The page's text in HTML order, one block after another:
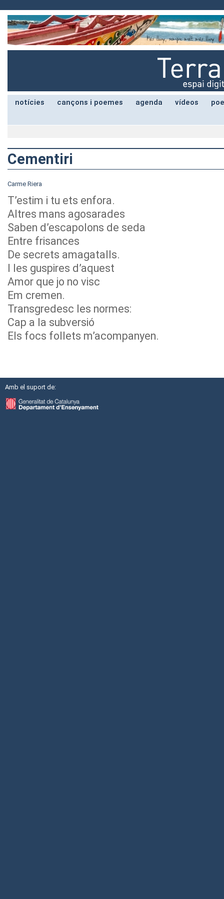
notícies cançons i poemes agenda vídeos
Cementiri
Carme Riera
T’estim i tu ets enfora.
Altres mans agosarades
Saben d’escapolons de seda
Entre frisances
De secrets amagatalls.
I les guspires d’aquest
Amor que jo no visc
Em cremen.
Transgredesc les normes:
Cap a la subversió
Els focs follets m’acompanyen.
Amb el suport de: